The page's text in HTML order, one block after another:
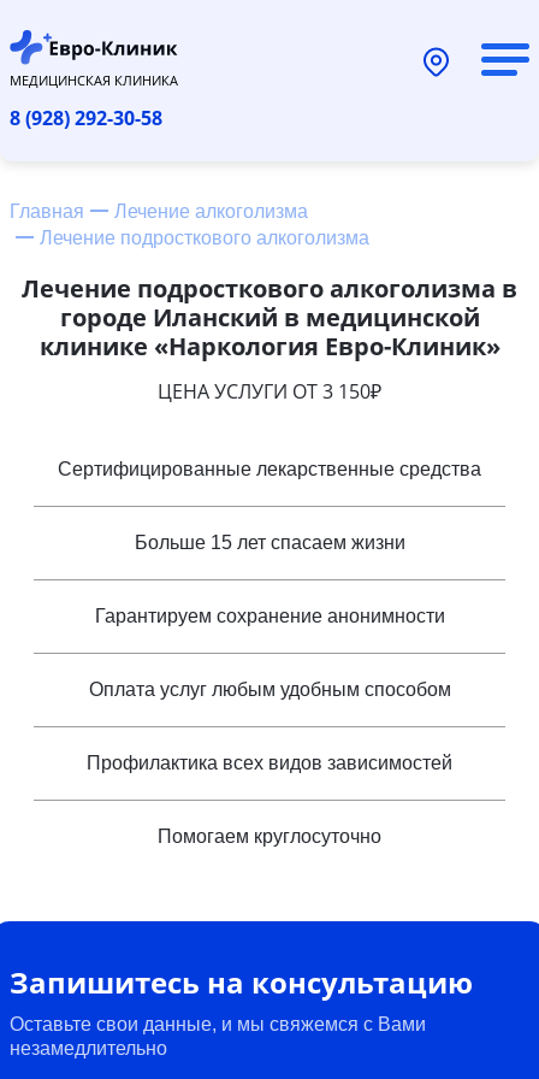
МЕДИЦИНСКАЯ КЛИНИКА
8 (928) 292-30-58
Главная
Лечение алкоголизма
Лечение подросткового алкоголизма
Лечение подросткового алкоголизма в
городе Иланский в медицинской
клинике «Наркология Евро-Клиник»
ЦЕНА УСЛУГИ ОТ 3 150₽
Сертифицированные лекарственные средства
Больше 15 лет спасаем жизни
Гарантируем сохранение анонимности
Оплата услуг любым удобным способом
Профилактика всех видов зависимостей
Помогаем круглосуточно
Запишитесь на консультацию
Оставьте свои данные, и мы свяжемся с Вами
незамедлительно